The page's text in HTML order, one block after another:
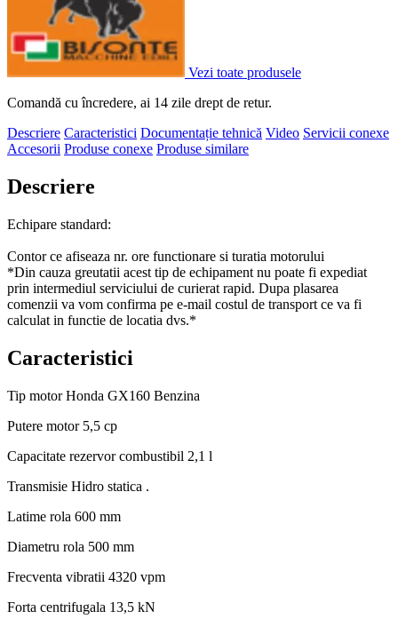
Vezi toate produsele
Comandă cu încredere, ai 14 zile drept de retur.
Descriere Caracteristici Documentație tehnică Video Servicii conexe
Accesorii Produse conexe Produse similare
Descriere
Echipare standard:
Contor ce afiseaza nr. ore functionare si turatia motorului
*Din cauza greutatii acest tip de echipament nu poate fi expediat
prin intermediul serviciului de curierat rapid. Dupa plasarea
comenzii va vom confirma pe e-mail costul de transport ce va fi
calculat in functie de locatia dvs.*
Caracteristici
Tip motorHonda GX160 Benzina
Putere motor 5,5 cp
Capacitate rezervor combustibil 2,1 l
Transmisie Hidro statica .
Latime rola 600 mm
Diametru rola 500 mm
Frecventa vibratii 4320 vpm
Forta centrifugala 13,5 kN